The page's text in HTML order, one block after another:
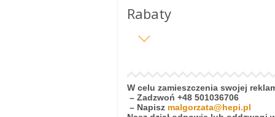
Rabaty
W celu zamieszczenia swojej
– Zadzwoń +48 501036706
– Napisz malgorzata@hepi.pl